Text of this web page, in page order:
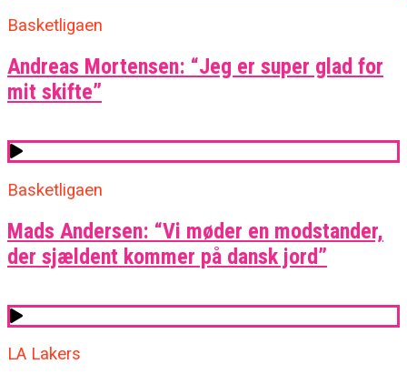
Basketligaen
Andreas Mortensen: “Jeg er super glad for
mit skifte”
Basketligaen
Mads Andersen: “Vi møder en modstander,
der sjældent kommer på dansk jord”
LA Lakers